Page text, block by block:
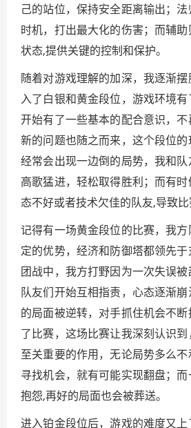
己的站位，保持安全距离输出；
时机，打出最大化的伤害；而辅
状态,提供关键的控制和保护。
随着对游戏理解的加深，我逐渐
入了白银和黄金段位，游戏环境
开始有了一些基本的配合意识，
新的问题也随之而来，这个段位的
经常会出现一边倒的局势，我和
高歌猛进，轻松取得胜利；而有
态不好或者技术欠佳的队友,导致比
记得有一场黄金段位的比赛，我
定的优势，经济和防御塔都领先
团战中，我方打野因为一次失误
队友们开始互相指责，心态逐渐
的局面被逆转，对手抓住机会不
了比赛，这场比赛让我深刻认识
至关重要的作用，无论局势多么不
寻找机会，就有可能实现翻盘；
抱怨,再好的局面也会被葬送。
进入铂金段位后，游戏的难度又